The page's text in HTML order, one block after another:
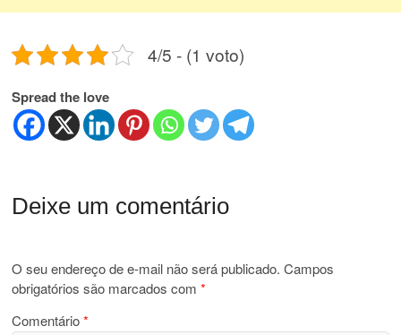
4/5 - (1 voto)
Spread the love
Deixe um comentário
O seu endereço de e-mail não será publicado. Campos
obrigatórios são marcados com*
Comentário*